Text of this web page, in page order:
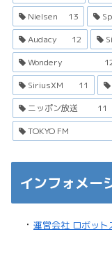
Nielsen
13
Audacy
12
Wondery
SiriusXM
11
ニッポン放送
11
TOKYO FM
インフォメー
・ 運営会社 ロボット